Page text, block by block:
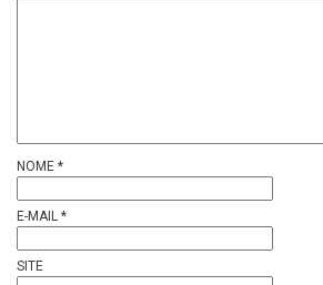
NOME *
E-MAIL *
SITE